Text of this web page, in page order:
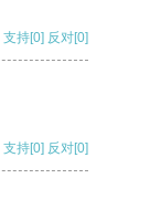
支持[0] 反对[0]
支持[0] 反对[0]